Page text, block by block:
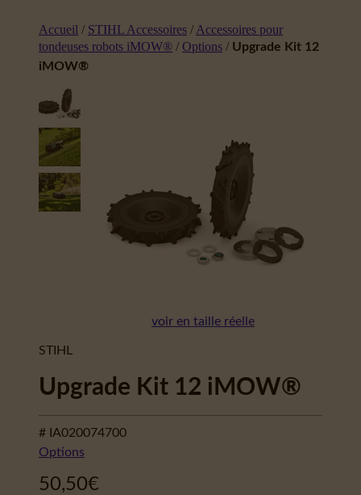
Accueil / STIHL Accessoires / Accessoires pour
tondeuses robots iMOW® / Options / Upgrade Kit 12
iMOW®
voir en taille réelle
STIHL
Upgrade Kit 12 iMOW®
# IA020074700
Options
50,50€